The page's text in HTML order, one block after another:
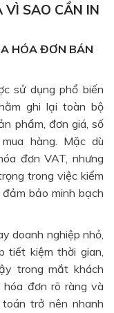
VÌ SAO CẦN IN
HÓA ĐƠN BÁN
sử dụng phổ biến
ghi lại toàn bộ
phẩm, đơn giá, số
hàng. Mặc dù
đơn VAT, nhưng
trong việc kiểm
bảo minh bạch
doanh nghiệp nhỏ,
tiết kiệm thời gian,
trong mắt khách
đơn rõ ràng và
trở nên nhanh